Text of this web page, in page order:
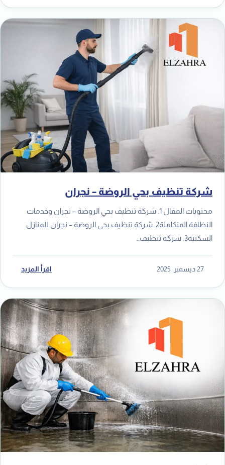
شركة تنظيف بحي الروضة – نجران
محتويات المقال 1. شركة تنظيف بحي الروضة – نجران وخدمات
النظافة المتكاملة2. شركة تنظيف بحي الروضة – نجران للمنازل
السكنية3. شركة تنظيف…
27 ديسمبر، 2025 اقرأ المزيد